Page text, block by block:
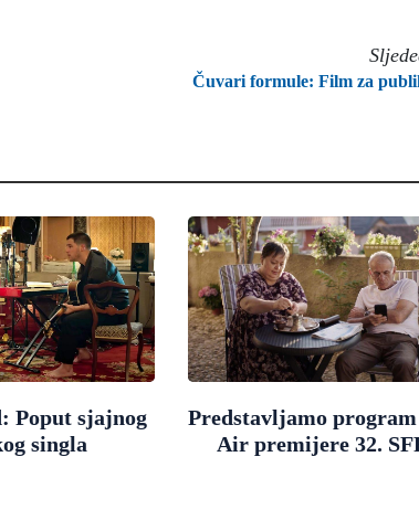
Čuvari formule: Film za
Poput sjajnog
singla
Predstavljamo
Air premijere 32.